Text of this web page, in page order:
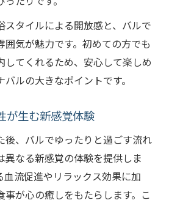
スタイルによる開放感と、バルで
囲気が魅力です。初めての方でも
してくれるため、安心して楽しめ
ルの大きなポイントです。
が生む新感覚体験
後、バルでゆったりと過ごす流れ
異なる新感覚の体験を提供しま
血流促進やリラックス効果に加
事が心の癒しをもたらします。こ